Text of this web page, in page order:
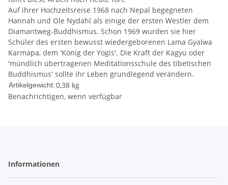
Auf ihrer Hochzeitsreise 1968 nach Nepal begegneten
Hannah und Ole Nydahl als einige der ersten Westler dem
Diamantweg-Buddhismus. Schon 1969 wurden sie hier
Schüler des ersten bewusst wiedergeborenen Lama Gyalwa
Karmapa, dem 'König der Yogis'. Die Kraft der Kagyü oder
'mündlich übertragenen Meditationsschule des tibetischen
Buddhismus' sollte ihr Leben grundlegend verändern.
Artikelgewicht:0,38 kg
Benachrichtigen, wenn verfügbar
Informationen